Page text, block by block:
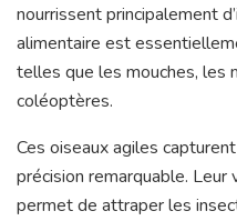
nourrissent principalement
alimentaire est
telles que les mouches, les
coléoptères.
Ces oiseaux agiles
précision remarquable.
permet de attraper les